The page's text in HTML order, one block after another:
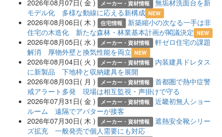
2026年08月07日( 金 ) メーカー・資材情報
無垢材洗面台を新
モデル化 多様な動線に応える新構成 NEW
2026年08月06日( 木 ) 住宅情報
新築縮小の次なる一手は非
住宅の木造化 新たな森林・林業基本計画が閣議決定 NEW
2026年08月05日( 水 ) メーカー・資材情報
軒ゼロ住宅の課題
解消 厚物外壁と換気性能を両立 NEW
2026年08月04日( 火 ) メーカー・資材情報
内装建具ドレタス
に新製品 下地枠と収納建具を展開
2026年08月03日( 月 )
メーカー・資材情報
首都圏で熱中症警
戒アラート多発 現場は相互監視・声掛けで守る
2026年07月31日( 金 )
メーカー・資材情報
近畿初無人ショー
ルーム 遠隔でアバターが接客
2026年07月30日( 木 )
メーカー・資材情報
遮熱安全靴シリー
ズ拡充 一般発売で個人需要にも対応